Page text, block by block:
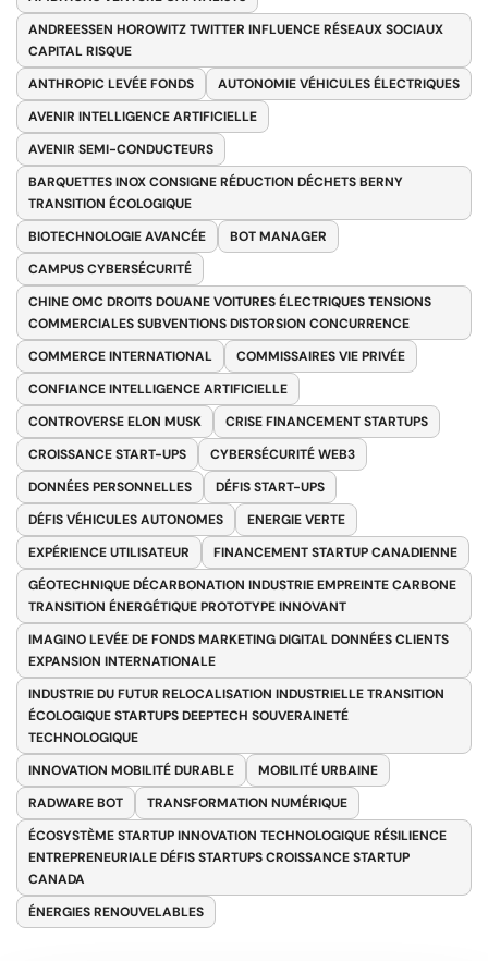
ANDREESSEN HOROWITZ TWITTER INFLUENCE RÉSEAUX SOCIAUX
CAPITAL RISQUE
ANTHROPIC LEVÉE FONDS
AUTONOMIE VÉHICULES ÉLECTRIQUES
AVENIR INTELLIGENCE ARTIFICIELLE
AVENIR SEMI-CONDUCTEURS
BARQUETTES INOX CONSIGNE RÉDUCTION DÉCHETS BERNY
TRANSITION ÉCOLOGIQUE
BIOTECHNOLOGIE AVANCÉE
BOT MANAGER
CAMPUS CYBERSÉCURITÉ
CHINE OMC DROITS DOUANE VOITURES ÉLECTRIQUES TENSIONS
COMMERCIALES SUBVENTIONS DISTORSION CONCURRENCE
COMMERCE INTERNATIONAL
COMMISSAIRES VIE PRIVÉE
CONFIANCE INTELLIGENCE ARTIFICIELLE
CONTROVERSE ELON MUSK
CRISE FINANCEMENT STARTUPS
CROISSANCE START-UPS
CYBERSÉCURITÉ WEB3
DONNÉES PERSONNELLES
DÉFIS START-UPS
DÉFIS VÉHICULES AUTONOMES
ENERGIE VERTE
EXPÉRIENCE UTILISATEUR
FINANCEMENT STARTUP CANADIENNE
GÉOTECHNIQUE DÉCARBONATION INDUSTRIE EMPREINTE CARBONE
TRANSITION ÉNERGÉTIQUE PROTOTYPE INNOVANT
IMAGINO LEVÉE DE FONDS MARKETING DIGITAL DONNÉES CLIENTS
EXPANSION INTERNATIONALE
INDUSTRIE DU FUTUR RELOCALISATION INDUSTRIELLE TRANSITION
ÉCOLOGIQUE STARTUPS DEEPTECH SOUVERAINETÉ
TECHNOLOGIQUE
INNOVATION MOBILITÉ DURABLE
MOBILITÉ URBAINE
RADWARE BOT
TRANSFORMATION NUMÉRIQUE
ÉCOSYSTÈME STARTUP INNOVATION TECHNOLOGIQUE RÉSILIENCE
ENTREPRENEURIALE DÉFIS STARTUPS CROISSANCE STARTUP
CANADA
ÉNERGIES RENOUVELABLES